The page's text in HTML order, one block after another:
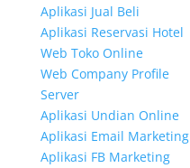
Aplikasi Jual Beli
Aplikasi Reservasi Hotel
Web Toko Online
Web Company Profile
Server
Aplikasi Undian Online
Aplikasi Email Marketing
Aplikasi FB Marketing